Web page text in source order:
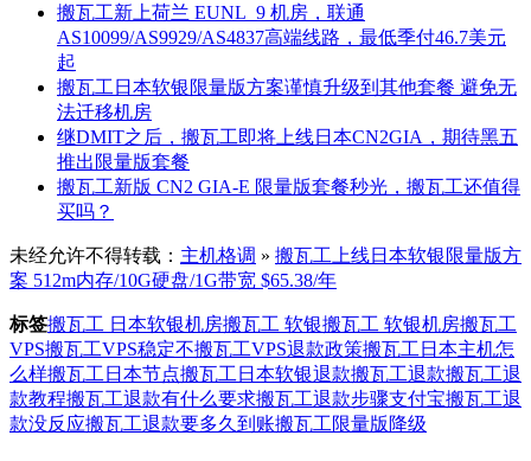
搬瓦工新上荷兰 EUNL_9 机房，联通
AS10099/AS9929/AS4837高端线路，最低季付46.7美元
起
搬瓦工日本软银限量版方案谨慎升级到其他套餐 避免无
法迁移机房
继DMIT之后，搬瓦工即将上线日本CN2GIA，期待黑五
推出限量版套餐
搬瓦工新版 CN2 GIA-E 限量版套餐秒光，搬瓦工还值得
买吗？
未经允许不得转载： 主机格调 » 搬瓦工上线日本软银限量版方
案 512m内存/10G硬盘/1G带宽 $65.38/年
标签搬瓦工 日本软银机房搬瓦工 软银搬瓦工 软银机房搬瓦工
VPS搬瓦工VPS稳定不搬瓦工VPS退款政策搬瓦工日本主机怎
么样搬瓦工日本节点搬瓦工日本软银退款搬瓦工退款搬瓦工退
款教程搬瓦工退款有什么要求搬瓦工退款步骤支付宝搬瓦工退
款没反应搬瓦工退款要多久到账搬瓦工限量版降级